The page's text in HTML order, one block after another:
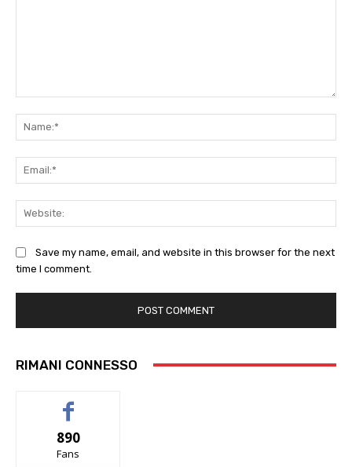
Save my name, email, and website in this browser for the next
time I comment.
RIMANI CONNESSO
890
Fans